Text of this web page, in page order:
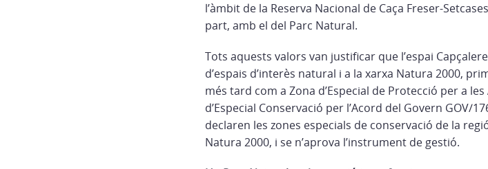
l’àmbit de la Reserva Nacional de Caça Freser-
part, amb el del Parc Natural.
Tots aquests valors van justificar que l’espai
d’espais d’interès natural i a la xarxa Natura 2000,
més tard com a Zona d’Especial de Protecció per a
d’Especial Conservació per l’Acord del Govern GOV/
declaren les zones especials de conservació de la
Natura 2000, i se n’aprova l’instrument de gestió.